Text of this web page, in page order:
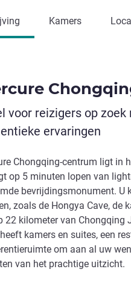
Kamers
voor reizigers op
ervaringen
Chongqing-centrum ligt in
op 5 minuten lopen van
bevrijdingsmonument. U
zoals de Hongya Cave, de
22 kilometer van Chongqing
kamers en suites, een
om aan al uw
van het prachtige uitzicht.